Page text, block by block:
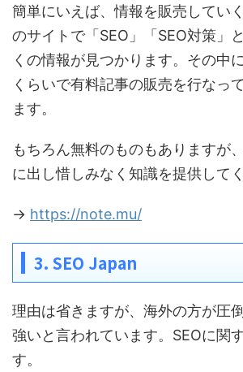
簡単にいえば、情報を販売してい
のサイトで「SEO」「SEO対策」
くの情報が見つかります。その中
くらいで有料記事の販売を行なっ
ます。
もちろん無料のものもありますが
に出し惜しみなく知識を提供してく
→ https://note.mu/
3. SEO Japan
理由は省きますが、海外の方が圧
強いと言われています。SEOに関
す。